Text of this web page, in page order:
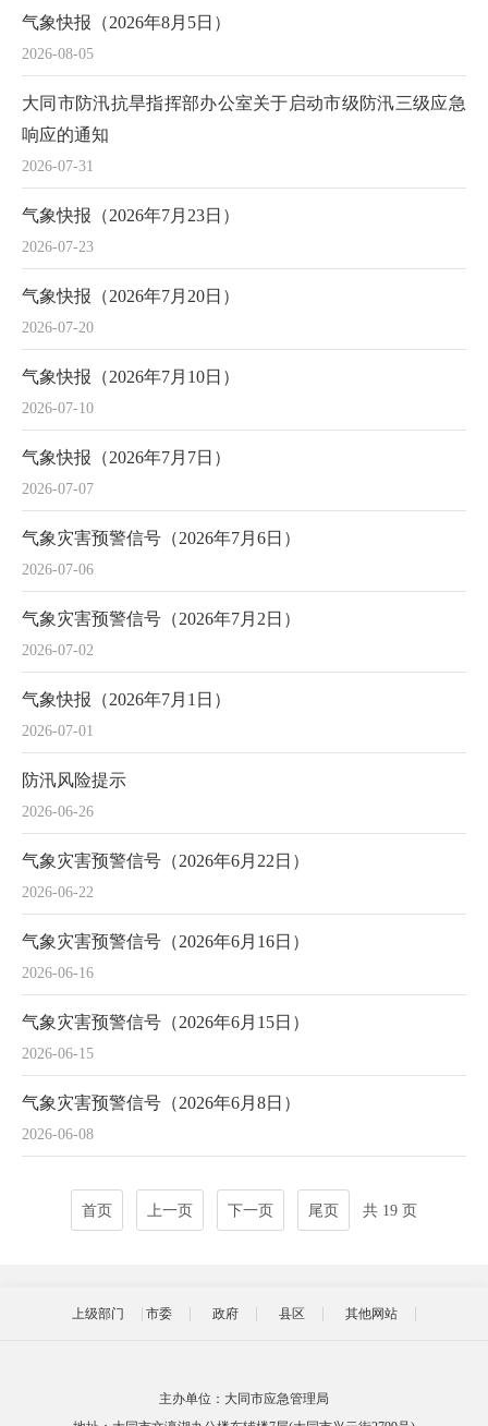
2026-08-05
气象快报（2026年8月5日）
2026-07-31
大同市防汛抗旱指挥部办公室关于启动市级防汛三级应急
响应的通知
2026-07-23
气象快报（2026年7月23日）
2026-07-20
气象快报（2026年7月20日）
2026-07-10
气象快报（2026年7月10日）
2026-07-07
气象快报（2026年7月7日）
2026-07-06
气象灾害预警信号（2026年7月6日）
2026-07-02
气象灾害预警信号（2026年7月2日）
2026-07-01
气象快报（2026年7月1日）
2026-06-26
防汛风险提示
2026-06-22
气象灾害预警信号（2026年6月22日）
2026-06-16
气象灾害预警信号（2026年6月16日）
2026-06-15
气象灾害预警信号（2026年6月15日）
2026-06-08
气象灾害预警信号（2026年6月8日）
首页 上一页 下一页 尾页 共 19 页
上级部门 市委 政府 县区 其他网站
主办单位：大同市应急管理局